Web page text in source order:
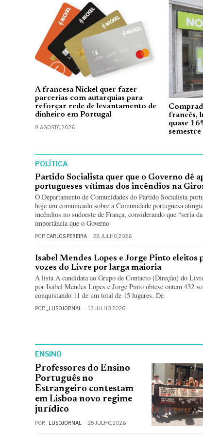
A francesa Nickel quer fazer
parcerias com autarquias para
reforçar rede de levantamento de
dinheiro em Portugal
8 AGOSTO, 2026
francês,
quase
semestre
POLÍTICA
Partido Socialista quer que o Governo dê
portugueses vítimas dos incêndios na
O Departamento de Comunidades do Partido Socialista
hoje um comunicado sobre a Comunidade portuguesa
incêndios no sudoeste de França, considerando que “seria
importância que o Governo
POR CARLOS PEREIRA 28 JULHO, 2026
Isabel Mendes Lopes e Jorge Pinto eleitos
vozes do Livre por larga maioria
A lista A candidata ao Grupo de Contacto (Direção) do
por Isabel Mendes Lopes e Jorge Pinto obteve ontem 432
conquistando 11 de um total de 15 lugares. De
POR _LUSOJORNAL 13 JULHO, 2026
ENSINO
Professores do Ensino
Português no
Estrangeiro contestam
em Lisboa novo regime
jurídico
POR _LUSOJORNAL 25 JULHO, 2026